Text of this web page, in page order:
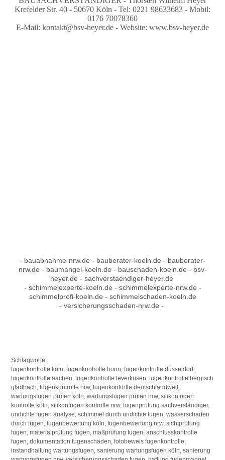
Krefelder Str. 40 - 50670 Köln - Tel: 0221 98633683 - Mobil:
0176 70078360
E-Mail: kontakt@bsv-heyer.de - Website: www.bsv-heyer.de
- bauabnahme-nrw.de - bauberater-koeln.de - bauberater-
nrw.de - baumangel-koeln.de - bauschaden-koeln.de - bsv-
heyer.de - sachverstaendiger-heyer.de
- schimmelexperte-koeln.de - schimmelexperte-nrw.de -
schimmelprofi-koeln.de - schimmelschaden-koeln.de
- versicherungsschaden-nrw.de -
Schlagworte:
fugenkontrolle köln, fugenkontrolle bonn, fugenkontrolle düsseldorf,
fugenkontrolle aachen, fugenkontrolle leverkusen, fugenkontrolle bergisch
gladbach, fugenkontrolle nrw, fugenkontrolle deutschlandweit,
wartungsfugen prüfen köln, wartungsfugen prüfen nrw, silikonfugen
kontrolle köln, silikonfugen kontrolle nrw, fugenprüfung sachverständiger,
undichte fugen analyse, schimmel durch undichte fugen, wasserschaden
durch fugen, fugenbewertung köln, fugenbewertung nrw, sichtprüfung
fugen, materialprüfung fugen, maßprüfung fugen, anschlusskontrolle
fugen, dokumentation fugenschäden, fotobeweis fugenkontrolle,
instandhaltung wartungsfugen, sanierung wartungsfugen köln, sanierung